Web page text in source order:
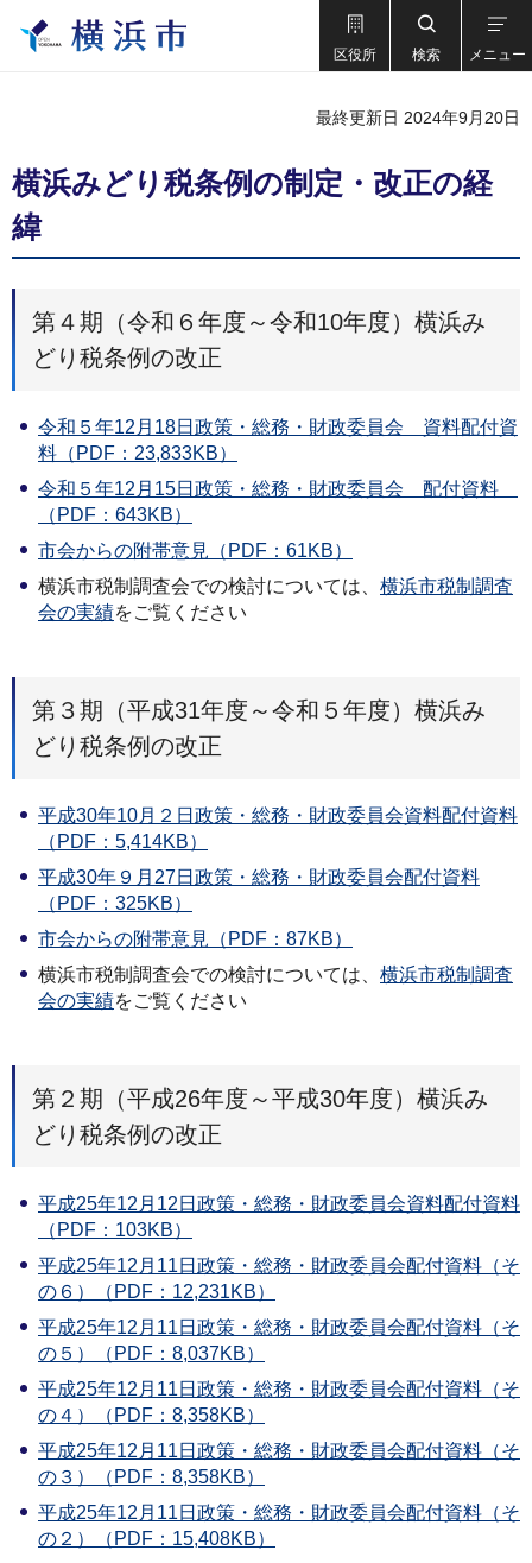
区役所 検索 メニュー
最終更新日 2024年9月20日
横浜みどり税条例の制定・改正の経
緯
第４期（令和６年度～令和10年度）横浜み
どり税条例の改正
令和５年12月18日政策・総務・財政委員会 資料配付資
料（PDF：23,833KB）
令和５年12月15日政策・総務・財政委員会 配付資料
（PDF：643KB）
市会からの附帯意見（PDF：61KB）
横浜市税制調査会での検討については、 横浜市税制調査
会の実績をご覧ください
第３期（平成31年度～令和５年度）横浜み
どり税条例の改正
平成30年10月２日政策・総務・財政委員会資料配付資料
（PDF：5,414KB）
平成30年９月27日政策・総務・財政委員会配付資料
（PDF：325KB）
市会からの附帯意見（PDF：87KB）
横浜市税制調査会での検討については、 横浜市税制調査
会の実績をご覧ください
第２期（平成26年度～平成30年度）横浜み
どり税条例の改正
平成25年12月12日政策・総務・財政委員会資料配付資料
（PDF：103KB）
平成25年12月11日政策・総務・財政委員会配付資料（そ
の６）（PDF：12,231KB）
平成25年12月11日政策・総務・財政委員会配付資料（そ
の５）（PDF：8,037KB）
平成25年12月11日政策・総務・財政委員会配付資料（そ
の４）（PDF：8,358KB）
平成25年12月11日政策・総務・財政委員会配付資料（そ
の３）（PDF：8,358KB）
平成25年12月11日政策・総務・財政委員会配付資料（そ
の２）（PDF：15,408KB）